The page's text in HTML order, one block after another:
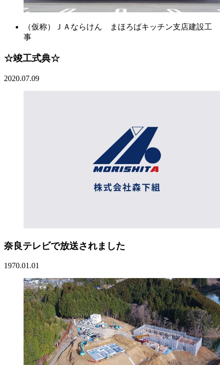
（仮称）ＪＡならけん まほろばキッチン支店建設工
事
☆竣工式典☆
2020.07.09
奈良テレビで放送されました
1970.01.01